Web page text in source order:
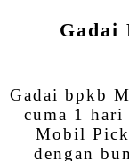
Gadai
Gadai bpkb
cuma 1 hari
Mobil
dengan